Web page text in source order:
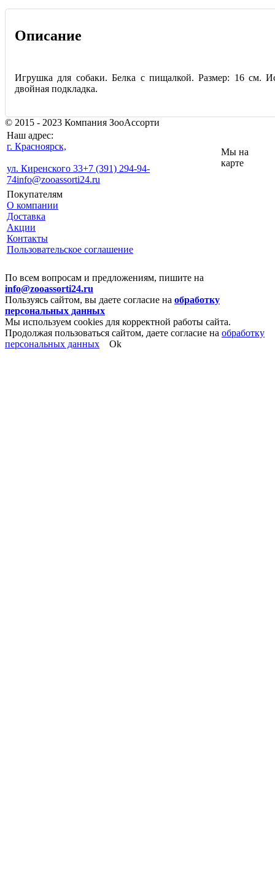
Описание
Игрушка для собаки. Белка с пищалкой. Размер: 16 см.
двойная подкладка.
© 2015 - 2023 Компания ЗооАссорти
Наш адрес:
г. Красноярск,
ул. Киренского 33+7 (391) 294-94-
74info@zooassorti24.ru
Мы на
карте
Покупателям
О компании
Доставка
Акции
Контакты
Пользовательское соглашение
По всем вопросам и предложениям, пишите на
info@zooassorti24.ru
Пользуясь сайтом, вы даете согласие на обработку
персональных данных
Мы используем cookies для корректной работы сайта.
Продолжая пользоваться сайтом, даете согласие на обработку
персональных данных
Ok